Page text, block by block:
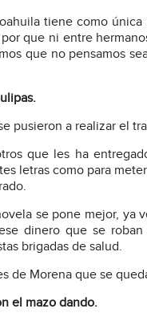
tiene como
que ni entre
que no pensamos
pusieron a realizar el
que les ha
letras como para
se pone mejor, ya
dinero que se
brigadas de salud.
de Morena que se
el mazo dando.